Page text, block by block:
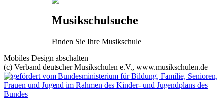
Musikschulsuche
Finden Sie Ihre Musikschule
Mobiles Design abschalten
(c) Verband deutscher Musikschulen e.V., www.musikschulen.de